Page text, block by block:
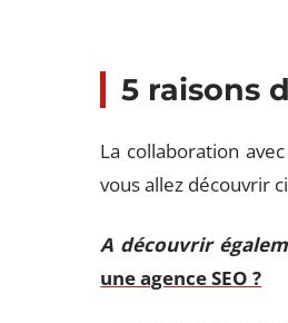
5 raisons
La collaboration
vous allez découvrir
A découvrir
une agence SEO ?